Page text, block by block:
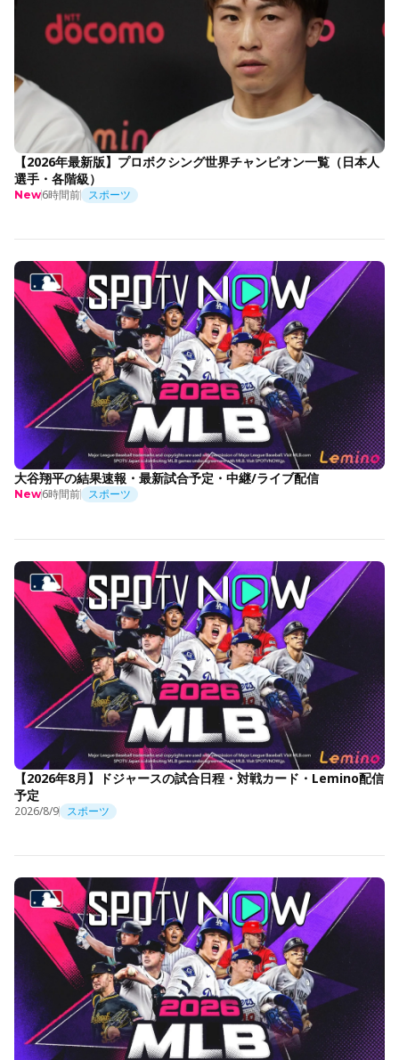
【2026年最新版】プロボクシング世界チャンピオン一覧（日本人
選手・各階級）
New6時間前 スポーツ
大谷翔平の結果速報・最新試合予定・中継/ライブ配信
New6時間前 スポーツ
【2026年8月】ドジャースの試合日程・対戦カード・Lemino配信
予定
2026/8/9 スポーツ